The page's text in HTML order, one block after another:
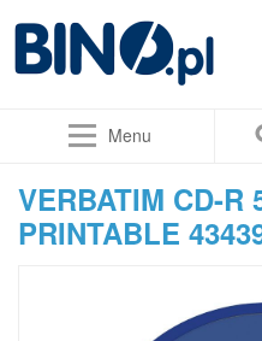
Menu
VERBATIM CD-R
PRINTABLE